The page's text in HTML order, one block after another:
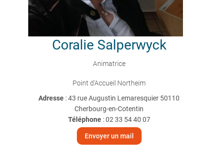
Coralie Salperwyck
Animatrice
Point d'Accueil Northeim
Adresse : 43 rue Augustin Lemaresquier 50110
Cherbourg-en-Cotentin
Téléphone:02 33 54 40 07
Envoyer un mail